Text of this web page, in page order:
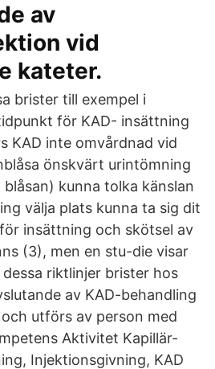
av
vid
kateter.
brister till exempel i
för KAD- insättning
KAD inte omvårdnad vid
önskvärt urintömning
kunna tolka känslan
välja plats kunna ta sig dit
insättning och skötsel av
(3), men en stu-die visar
riktlinjer brister hos
av KAD-behandling
utförs av person med
Aktivitet Kapillär-
Injektionsgivning, KAD